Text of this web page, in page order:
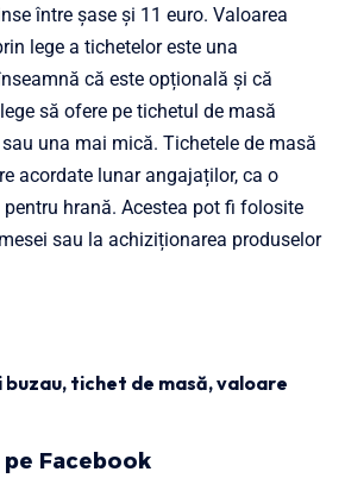
între șase și 11 euro. Valoarea
lege a tichetelor este una
că este opțională și că
să ofere pe tichetul de masă
una mai mică. Tichetele de masă
acordate lunar angajaților, ca o
hrană. Acestea pot fi folosite
sau la achiziționarea produselor
, tichet de masă,valoare
Facebook